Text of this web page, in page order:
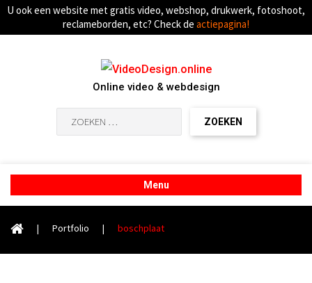
U ook een website met gratis video, webshop, drukwerk, fotoshoot,
reclameborden, etc? Check de actiepagina!
Online video & webdesign
naar:
Menu
| Portfolio | boschplaat